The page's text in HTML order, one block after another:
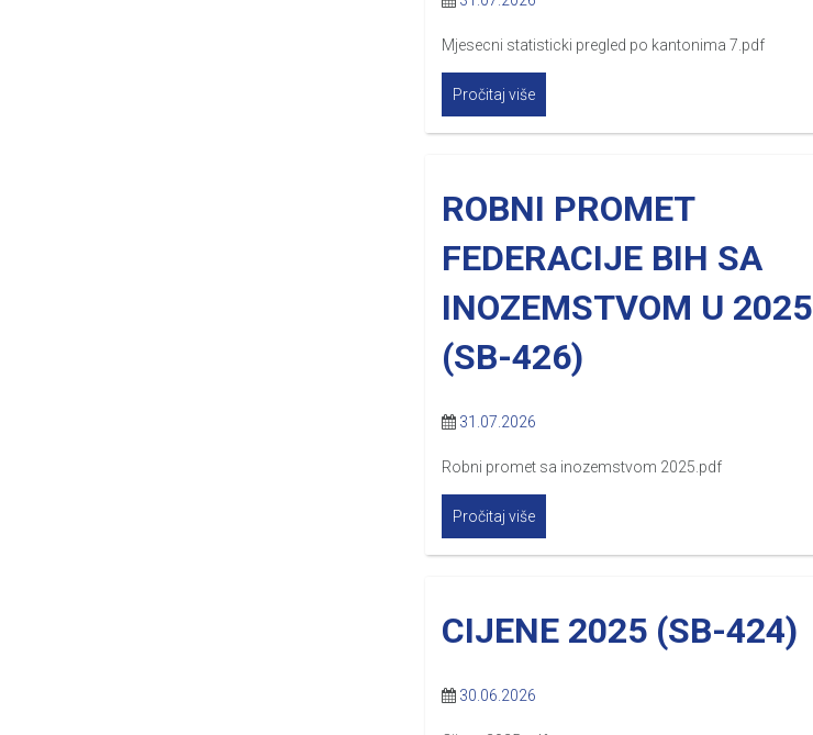
Mjesecni statisticki pregled po kantonima 7.pdf
Pročitaj više
ROBNI PROMET
FEDERACIJE BIH SA
INOZEMSTVOM U 2025
(SB-426)
31.07.2026
Robni promet sa inozemstvom 2025.pdf
Pročitaj više
CIJENE 2025 (SB-424)
30.06.2026